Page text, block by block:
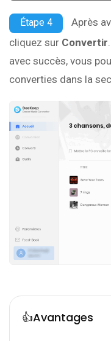
Étape 4
Après
cliquez sur Convertir
avec succès, vous
converties dans la
👍Avantages